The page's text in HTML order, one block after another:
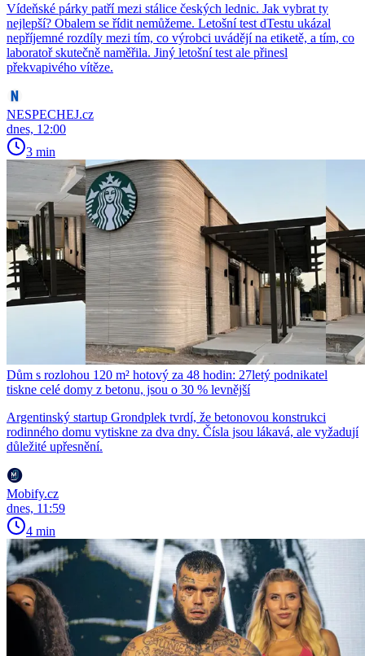
Vídeňské párky patří mezi stálice českých lednic. Jak vybrat ty
nejlepší? Obalem se řídit nemůžeme. Letošní test dTestu ukázal
nepříjemné rozdíly mezi tím, co výrobci uvádějí na etiketě, a tím, co
laboratoř skutečně naměřila. Jiný letošní test ale přinesl
překvapivého vítěze.
NESPECHEJ.cz
dnes, 12:00
3 min
Dům s rozlohou 120 m² hotový za 48 hodin: 27letý podnikatel
tiskne celé domy z betonu, jsou o 30 % levnější
Argentinský startup Grondplek tvrdí, že betonovou konstrukci
rodinného domu vytiskne za dva dny. Čísla jsou lákavá, ale vyžadují
důležité upřesnění.
Mobify.cz
dnes, 11:59
4 min